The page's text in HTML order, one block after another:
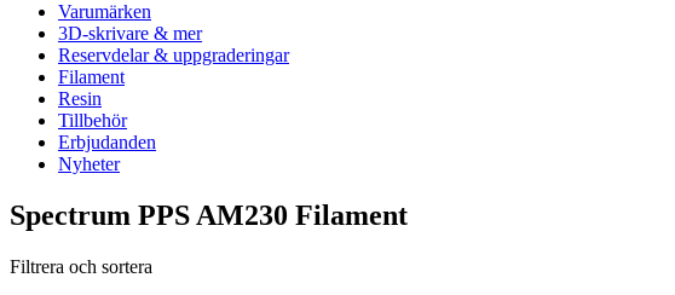
Varumärken
3D-skrivare & mer
Reservdelar & uppgraderingar
Filament
Resin
Tillbehör
Erbjudanden
Nyheter
Spectrum PPS AM230 Filament
Filtrera och sortera